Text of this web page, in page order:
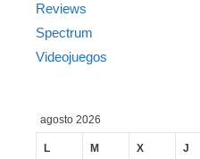
Reviews
Spectrum
Videojuegos
agosto 2026
L M X J